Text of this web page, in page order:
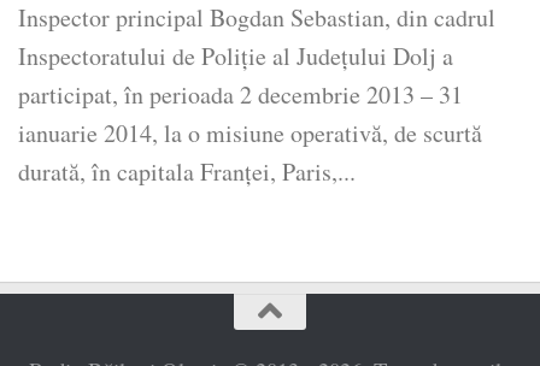
Inspector principal Bogdan Sebastian, din cadrul
Inspectoratului de Poliţie al Judeţului Dolj a
participat, în perioada 2 decembrie 2013 – 31
ianuarie 2014, la o misiune operativă, de scurtă
durată, în capitala Franţei, Paris,...